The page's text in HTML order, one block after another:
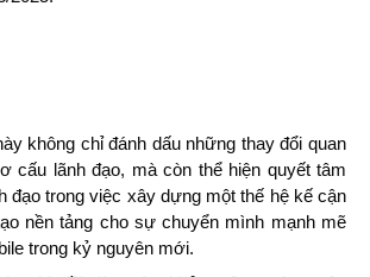
không chỉ đánh dấu những thay đổi quan
cấu lãnh đạo, mà còn thể hiện quyết tâm
đạo trong việc xây dựng một thế hệ kế cận
nền tảng cho sự chuyển mình mạnh mẽ
trong kỷ nguyên mới.